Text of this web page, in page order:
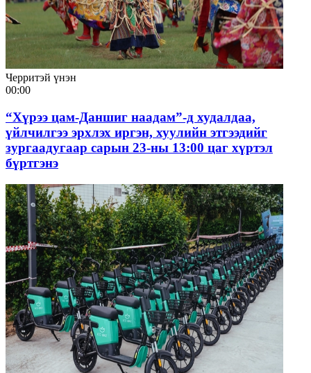
Черритэй үнэн
00:00
“Хүрээ цам-Даншиг наадам”-д худалдаа,
үйлчилгээ эрхлэх иргэн, хуулийн этгээдийг
зургаадугаар сарын 23-ны 13:00 цаг хүртэл
бүртгэнэ